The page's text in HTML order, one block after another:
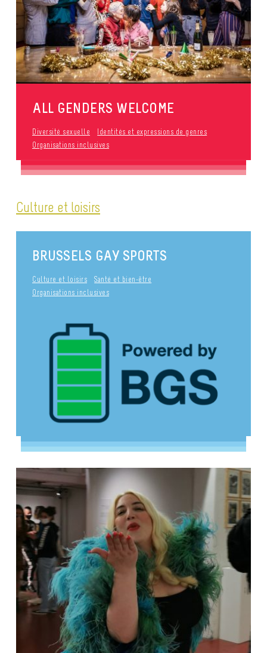
ALL GENDERS WELCOME
Diversité sexuelle
Identités et expressions de genres
Organisations inclusives
Culture et loisirs
BRUSSELS GAY SPORTS
Culture et loisirs
Santé et bien-être
Organisations inclusives